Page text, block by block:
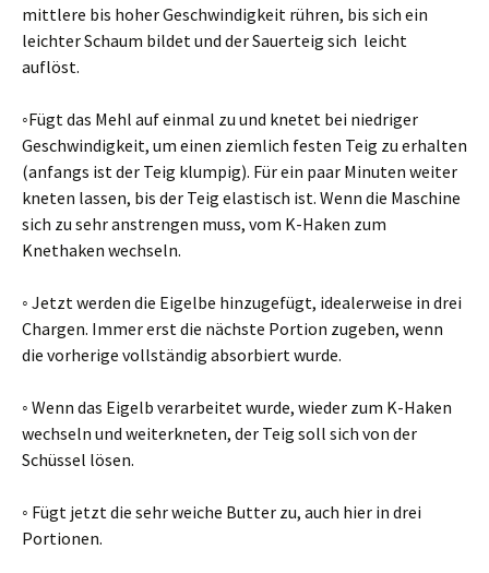
mittlere bis hoher Geschwindigkeit rühren, bis sich ein
leichter Schaum bildet und der Sauerteig sich leicht
auflöst.
◦Fügt das Mehl auf einmal zu und knetet bei niedriger
Geschwindigkeit, um einen ziemlich festen Teig zu erhalten
(anfangs ist der Teig klumpig). Für ein paar Minuten weiter
kneten lassen, bis der Teig elastisch ist. Wenn die Maschine
sich zu sehr anstrengen muss, vom K-Haken zum
Knethaken wechseln.
◦ Jetzt werden die Eigelbe hinzugefügt, idealerweise in drei
Chargen. Immer erst die nächste Portion zugeben, wenn
die vorherige vollständig absorbiert wurde.
◦ Wenn das Eigelb verarbeitet wurde, wieder zum K-Haken
wechseln und weiterkneten, der Teig soll sich von der
Schüssel lösen.
◦ Fügt jetzt die sehr weiche Butter zu, auch hier in drei
Portionen.